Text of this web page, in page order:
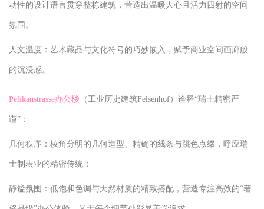
动性的设计语言贯穿整栋建筑，营造出温暖人心且活力四射的空间
氛围。
人文温度：艺术藏品与文化符号的巧妙嵌入，赋予商业空间画廊般
的沉浸感。
Pelikanstrasse办公楼 （工业历史建筑Felsenhof）诠释“瑞士精密严
谨”：
几何秩序：棱角分明的几何造型、精确的线条与跳色点缀，呼应瑞
士制表业的精密传统；
静谧氛围：低饱和色调与天然材质的精致搭配，营造专注高效的“奢